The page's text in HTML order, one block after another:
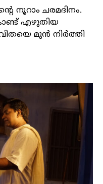
നൂറാം ചരമദിനം.
എഴുതിയ
മുൻ നിർത്തി